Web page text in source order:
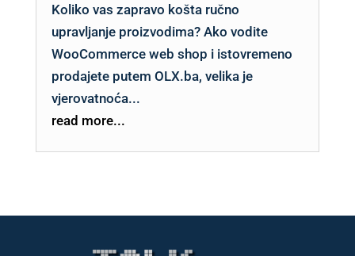
Koliko vas zapravo košta ručno
upravljanje proizvodima? Ako vodite
WooCommerce web shop i istovremeno
prodajete putem OLX.ba, velika je
vjerovatnoća...
read more...